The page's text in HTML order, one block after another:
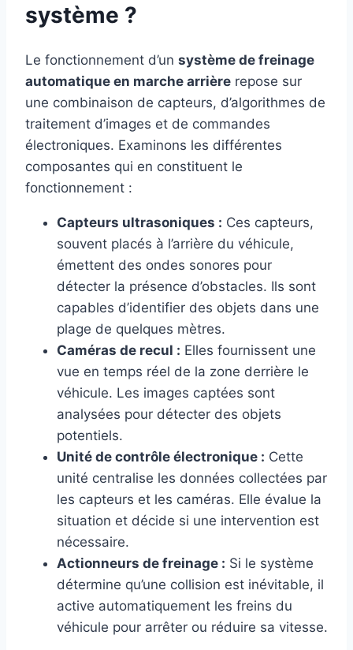
système ?
Le fonctionnement d’un système de freinage
automatique en marche arrière repose sur
une combinaison de capteurs, d’algorithmes de
traitement d’images et de commandes
électroniques. Examinons les différentes
composantes qui en constituent le
fonctionnement :
Capteurs ultrasoniques : Ces capteurs,
souvent placés à l’arrière du véhicule,
émettent des ondes sonores pour
détecter la présence d’obstacles. Ils sont
capables d’identifier des objets dans une
plage de quelques mètres.
Caméras de recul : Elles fournissent une
vue en temps réel de la zone derrière le
véhicule. Les images captées sont
analysées pour détecter des objets
potentiels.
Unité de contrôle électronique : Cette
unité centralise les données collectées par
les capteurs et les caméras. Elle évalue la
situation et décide si une intervention est
nécessaire.
Actionneurs de freinage : Si le système
détermine qu’une collision est inévitable, il
active automatiquement les freins du
véhicule pour arrêter ou réduire sa vitesse.